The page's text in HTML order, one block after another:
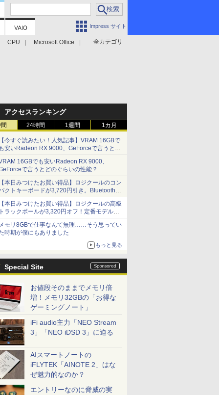
Impress サイト
全カテゴリ
CPU Microsoft Office
アクセスランキング
24時間 1週間 1カ月
今すぐ読みたい！人気記事】VRAM 16GBで
安いRadeon RX 9000、GeForceで言うとど
ぐらいの性能？ - PC Watch
16GBでも安いRadeon RX 9000、
で言うとどのぐらいの性能？
本日みつけたお買い得品】ロジクールのコン
クトキーボードが3,720円引き。Bluetoothで3
接続対応
本日みつけたお買い得品】ロジクールの高級
ラックボールが3,320円オフ！定番モデルも
円に割引中
モリ8GBで仕事なんて無理……そう思ってい
時期が僕にもありました
もっと見る
Special Site
お値段そのままでメモリ倍
増！メモリ32GBの「お得な
ゲーミングノート」
iFi audio主力「NEO Stream
3」「NEO iDSD 3」に迫る
AIスマートノートの
iFLYTEK「AINOTE 2」はな
ぜ魅力的なのか？
エントリーなのに脅威の実